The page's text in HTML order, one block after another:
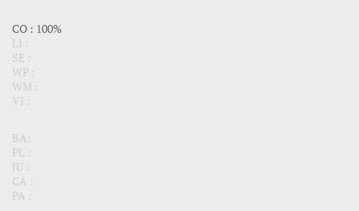
CO : 100%
LI :
SE :
WP :
WM :
VI :
BA:
PL :
JU :
CA :
PA :